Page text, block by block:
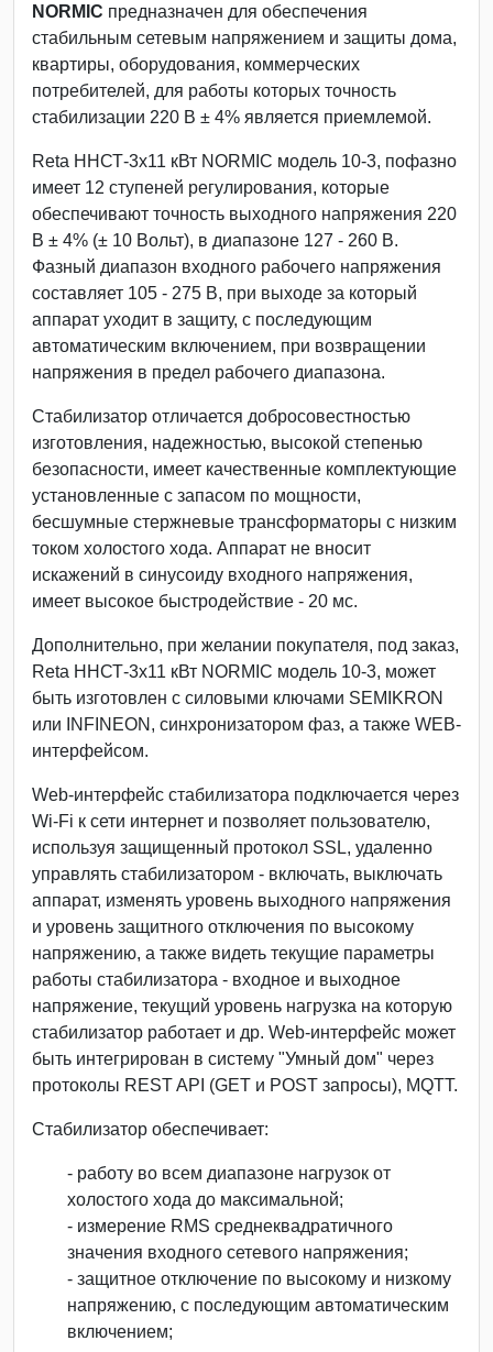
NORMIC предназначен для обеспечения
стабильным сетевым напряжением и защиты дома,
квартиры, оборудования, коммерческих
потребителей, для работы которых точность
стабилизации 220 В ± 4% является приемлемой.
Reta ННСТ-3х11 кВт NORMIC модель 10-3, пофазно
имеет 12 ступеней регулирования, которые
обеспечивают точность выходного напряжения 220
В ± 4% (± 10 Вольт), в диапазоне 127 - 260 В.
Фазный диапазон входного рабочего напряжения
составляет 105 - 275 В, при выходе за который
аппарат уходит в защиту, с последующим
автоматическим включением, при возвращении
напряжения в предел рабочего диапазона.
Стабилизатор отличается добросовестностью
изготовления, надежностью, высокой степенью
безопасности, имеет качественные комплектующие
установленные с запасом по мощности,
бесшумные стержневые трансформаторы с низким
током холостого хода. Аппарат не вносит
искажений в синусоиду входного напряжения,
имеет высокое быстродействие - 20 мс.
Дополнительно, при желании покупателя, под заказ,
Reta ННСТ-3х11 кВт NORMIC модель 10-3, может
быть изготовлен с силовыми ключами SEMIKRON
или INFINEON, синхронизатором фаз, а также WEB-
интерфейсом.
Web-интерфейс стабилизатора подключается через
Wi-Fi к сети интернет и позволяет пользователю,
используя защищенный протокол SSL, удаленно
управлять стабилизатором - включать, выключать
аппарат, изменять уровень выходного напряжения
и уровень защитного отключения по высокому
напряжению, а также видеть текущие параметры
работы стабилизатора - входное и выходное
напряжение, текущий уровень нагрузка на которую
стабилизатор работает и др. Web-интерфейс может
быть интегрирован в систему "Умный дом" через
протоколы REST API (GET и POST запросы), MQTT.
Стабилизатор обеспечивает:
- работу во всем диапазоне нагрузок от
холостого хода до максимальной;
- измерение RMS среднеквадратичного
значения входного сетевого напряжения;
- защитное отключение по высокому и низкому
напряжению, с последующим автоматическим
включением;